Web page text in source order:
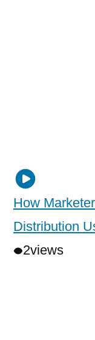
How
Distribution
2views